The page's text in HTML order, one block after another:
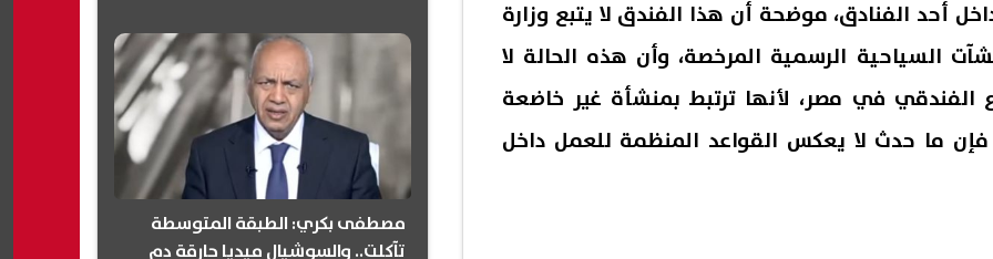
أحد الفنادق، موضحة أن هذا الفندق لا يتبع وزارة
السياحية الرسمية المرخصة، وأن هذه الحالة لا
الفندقي في مصر، لأنها ترتبط بمنشأة غير خاضعة
فإن ما حدث لا يعكس القواعد المنظمة للعمل داخل
مصطفى بكري: الطبقة المتوسطة
تآكلت.. والسوشيال ميديا حارقة دم